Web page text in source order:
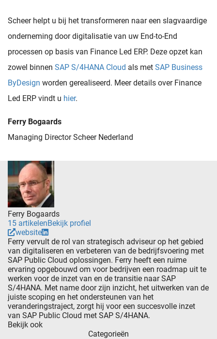
Scheer helpt u bij het transformeren naar een slagvaardige
onderneming door digitalisatie van uw End-to-End
processen op basis van Finance Led ERP. Deze opzet kan
zowel binnen SAP S/4HANA Cloud als met SAP Business
ByDesign worden gerealiseerd. Meer details over Finance
Led ERP vindt u hier.
Ferry Bogaards
Managing Director Scheer Nederland
Ferry Bogaards
15 artikelenBekijk profiel
website
Ferry vervult de rol van strategisch adviseur op het gebied
van digitaliseren en verbeteren van de bedrijfsvoering met
SAP Public Cloud oplossingen. Ferry heeft een ruime
ervaring opgebouwd om voor bedrijven een roadmap uit te
werken voor de inzet van en de transitie naar SAP
S/4HANA. Met name door zijn inzicht, het uitwerken van de
juiste scoping en het ondersteunen van het
veranderingstraject, zorgt hij voor een succesvolle inzet
van SAP Public Cloud met SAP S/4HANA.
Bekijk ook
Categorieën